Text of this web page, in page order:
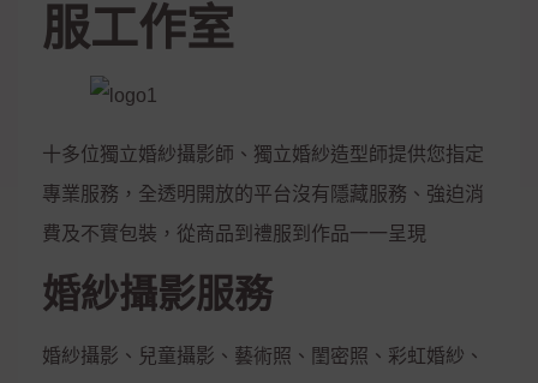
服工作室
十多位獨立婚紗攝影師、獨立婚紗造型師提供您指定
專業服務，全透明開放的平台沒有隱藏服務、強迫消
費及不實包裝，從商品到禮服到作品一一呈現
婚紗攝影服務
婚紗攝影、兒童攝影、藝術照、閨密照、彩虹婚紗、